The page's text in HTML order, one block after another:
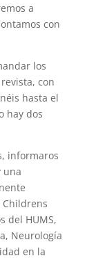
a
con
los
con
hasta el
hay dos
informaros
una
Childrens
del HUMS,
Neurología
en la